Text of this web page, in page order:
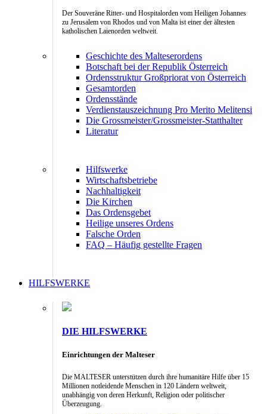
Der Souveräne Ritter- und Hospitalorden vom Heiligen Johannes
zu Jerusalem von Rhodos und von Malta ist einer der ältesten
katholischen Laienorden weltweit.
Geschichte des Malteserordens
Botschaft bei der Republik Österreich
Ordensstruktur Großpriorat von Österreich
Gesamtorden
Ordensstände
Verdienstauszeichnung Pro Merito Melitensi
Die Grossmeister/Grossmeister-Statthalter
Literatur
Hilfswerke
Wirtschaftsbetriebe
Nachhaltigkeit
Die Kirchen
Das Ordensgebet
Heilige unseres Ordens
Falsche Orden
FAQ – Häufig gestellte Fragen
HILFSWERKE
DIE HILFSWERKE
Einrichtungen der Malteser
Die MALTESER unterstützen durch ihre humanitäre Hilfe über 15
Millionen notleidende Menschen in 120 Ländern weltweit,
unabhängig von deren Herkunft, Religion oder politischer
Überzeugung.